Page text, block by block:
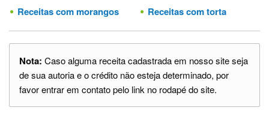
Receitas com morangos Receitas com torta
Nota: Caso alguma receita cadastrada em nosso site seja
de sua autoria e o crédito não esteja determinado, por
favor entrar em contato pelo link no rodapé do site.